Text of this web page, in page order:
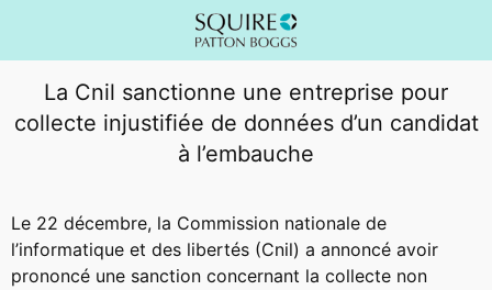
La Cnil sanctionne une entreprise pour
collecte injustifiée de données d’un candidat
à l’embauche
Le 22 décembre, la Commission nationale de
l’informatique et des libertés (Cnil) a annoncé avoir
prononcé une sanction concernant la collecte non